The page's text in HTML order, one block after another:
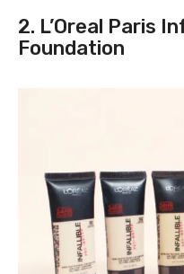
2. L’Oreal Paris
Foundation